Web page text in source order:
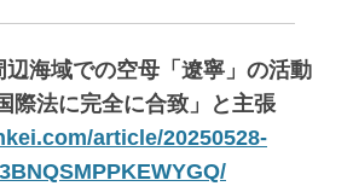
海域での空母「遼寧」の活動
際法に完全に合致」と主張
article/20250528-